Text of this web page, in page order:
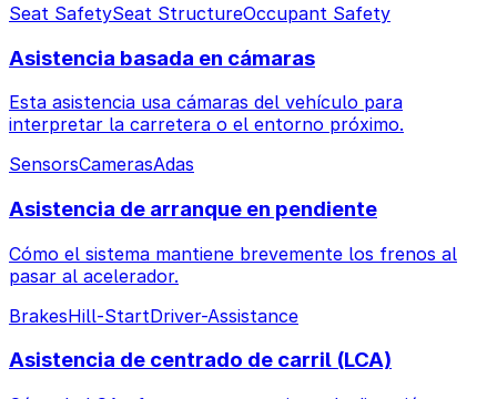
Seat SafetySeat StructureOccupant Safety
Asistencia basada en cámaras
Esta asistencia usa cámaras del vehículo para
interpretar la carretera o el entorno próximo.
SensorsCamerasAdas
Asistencia de arranque en pendiente
Cómo el sistema mantiene brevemente los frenos al
pasar al acelerador.
BrakesHill-StartDriver-Assistance
Asistencia de centrado de carril (LCA)